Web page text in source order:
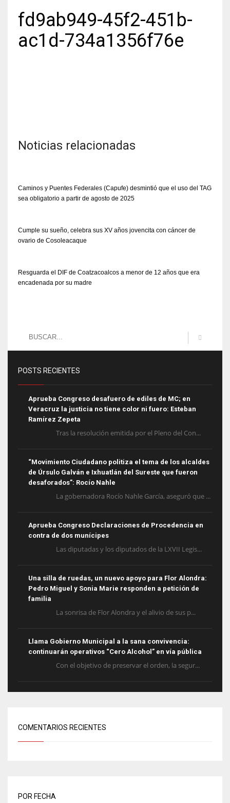
fd9ab949-45f2-451b-
ac1d-734a1356f76e
Noticias relacionadas
Caminos y Puentes Federales (Capufe) desmintió que el uso del TAG
sea obligatorio a partir de agosto de 2025
Cumple su sueño, celebra sus XV años jovencita con cáncer de
ovario de Cosoleacaque
Resguarda el DIF de Coatzacoalcos a menor de 12 años que era
encadenada por su madre
POSTS RECIENTES
Aprueba Congreso desafuero de ediles de MC; en
Veracruz la justicia no tiene color ni fuero: Esteban
Ramírez Zepeta
Tras la resolución emitida por el Pleno del Con...
“Movimiento Ciudadano politiza el tema de los alcaldes
de Úrsulo Galván e Ixhuatlán del Sureste que fueron
desaforados”: Rocío Nahle
La gobernadora Rocío Nahle García, aseguró que ...
Aprueba Congreso Declaraciones de Procedencia en
contra de dos munícipes
Las diputadas y los diputados de la LXVII Legis...
Una silla de ruedas, un nuevo apoyo para Flor Alondra:
Pedro Miguel y Sonia Marie responden a petición de
familia
La sonrisa de Flor Alondra y el alivio de sus p...
Llama Gobierno Municipal a la sana convivencia:
continuarán operativos “Cero Alcohol” en vía pública
Con el objetivo de preservar el orden, la segur...
COMENTARIOS RECIENTES
POR FECHA